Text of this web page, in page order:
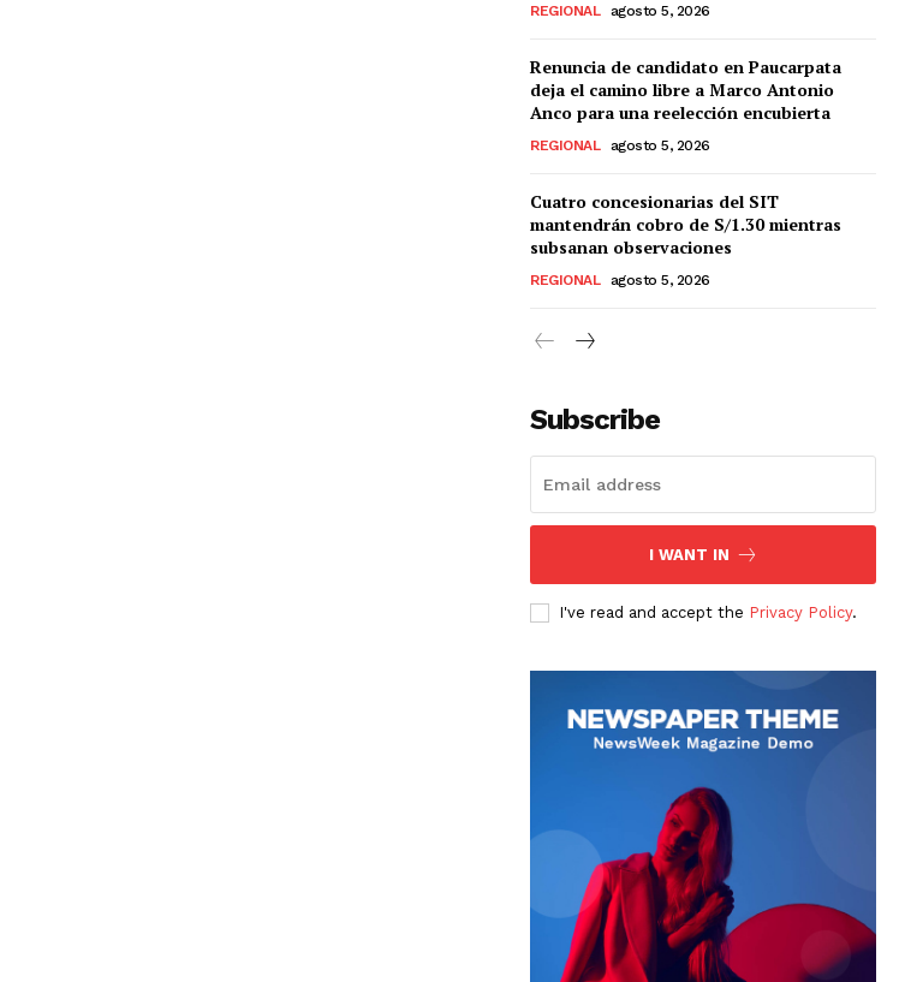
REGIONAL agosto 5, 2026
Renuncia de candidato en Paucarpata
deja el camino libre a Marco Antonio
Anco para una reelección encubierta
REGIONAL agosto 5, 2026
Cuatro concesionarias del SIT
mantendrán cobro de S/1.30 mientras
subsanan observaciones
REGIONAL agosto 5, 2026
Subscribe
I WANT IN
I've read and accept the Privacy Policy.